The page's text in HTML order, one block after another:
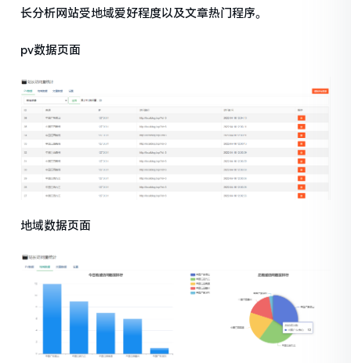
长分析网站受地域爱好程度以及文章热门程序。
pv数据页面
地域数据页面